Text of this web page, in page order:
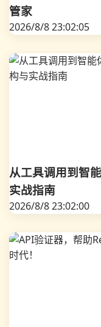
管家
2026/8/8 23:02:05
从工具调用到智
实战指南
2026/8/8 23:02:00